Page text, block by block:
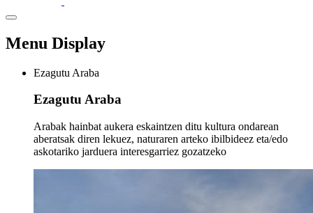
Menu Display
Ezagutu Araba
Ezagutu Araba
Arabak hainbat aukera eskaintzen ditu kultura ondarean
aberatsak diren lekuez, naturaren arteko ibilbideez eta/edo
askotariko jarduera interesgarriez gozatzeko